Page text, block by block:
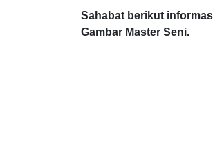
Sahabat berikut
Gambar Master Seni.